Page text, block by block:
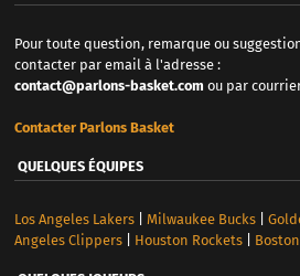
Pour toute question, remarque ou
contacter par email à l'adresse :
contact@parlons-basket.com ou par
Contacter Parlons Basket
QUELQUES ÉQUIPES
Los Angeles Lakers| Milwaukee Bucks|
Angeles Clippers| Houston Rockets|